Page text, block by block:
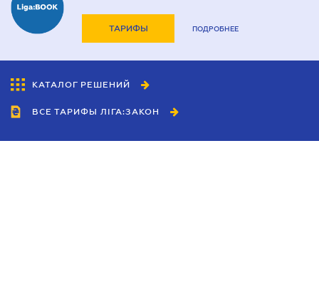
ТАРИФЫ ПОДРОБНЕЕ
КАТАЛОГ РЕШЕНИЙ
ВСЕ ТАРИФЫ ЛІГА:ЗАКОН